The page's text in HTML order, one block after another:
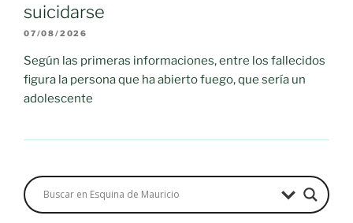
suicidarse
07/08/2026
Según las primeras informaciones, entre los fallecidos
figura la persona que ha abierto fuego, que sería un
adolescente